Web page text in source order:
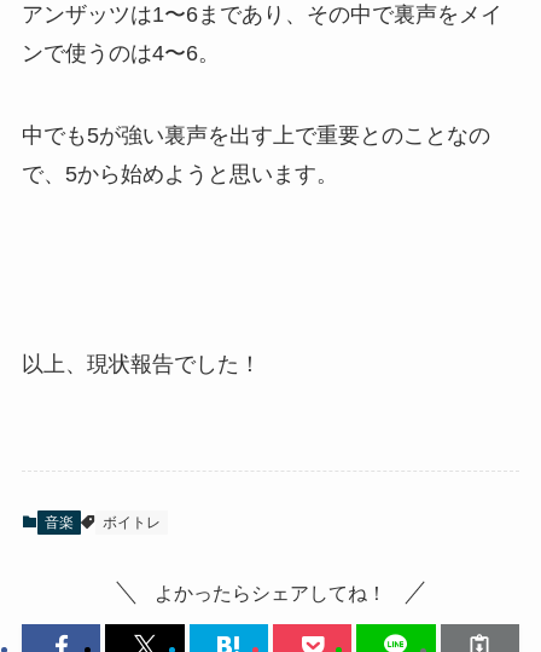
アンザッツは1〜6まであり、その中で裏声をメイ
ンで使うのは4〜6。
中でも5が強い裏声を出す上で重要とのことなの
で、5から始めようと思います。
以上、現状報告でした！
音楽 ボイトレ
よかったらシェアしてね！